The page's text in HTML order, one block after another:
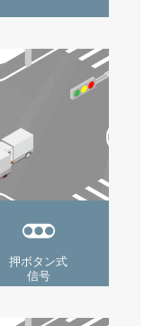
押ボタン式
信号